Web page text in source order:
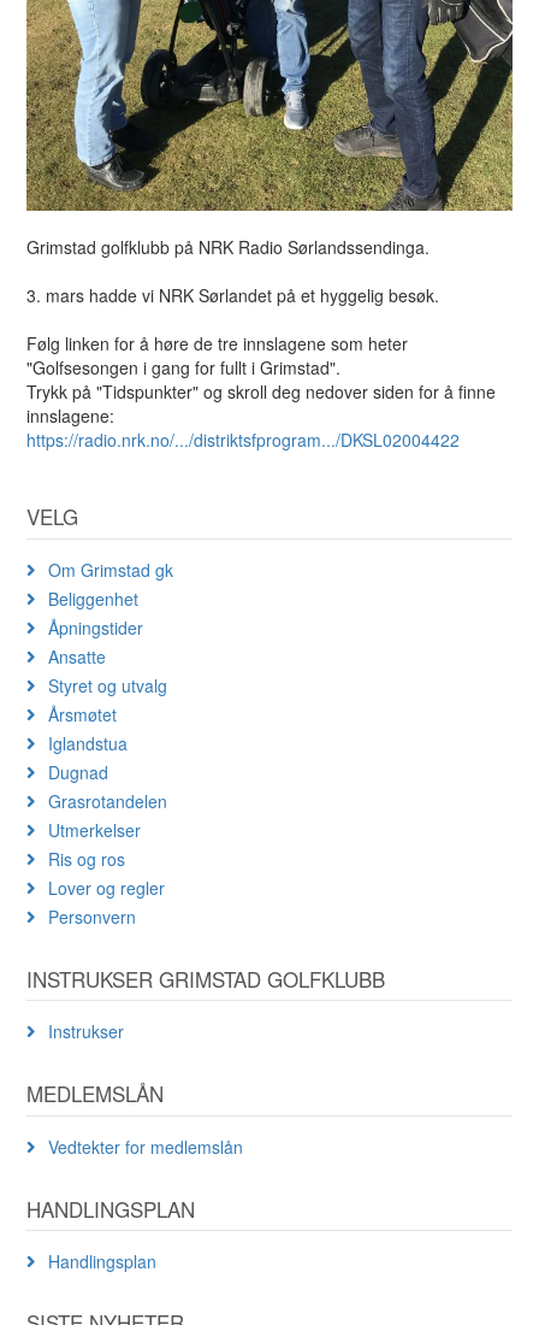
Grimstad golfklubb på NRK Radio Sørlandssendinga.
3. mars hadde vi NRK Sørlandet på et hyggelig besøk.
Følg linken for å høre de tre innslagene som heter
"Golfsesongen i gang for fullt i Grimstad".
Trykk på "Tidspunkter" og skroll deg nedover siden for å finne
innslagene:
https://radio.nrk.no/.../distriktsfprogram.../DKSL02004422
VELG
Om Grimstad gk
Beliggenhet
Åpningstider
Ansatte
Styret og utvalg
Årsmøtet
Iglandstua
Dugnad
Grasrotandelen
Utmerkelser
Ris og ros
Lover og regler
Personvern
INSTRUKSER GRIMSTAD GOLFKLUBB
Instrukser
MEDLEMSLÅN
Vedtekter for medlemslån
HANDLINGSPLAN
Handlingsplan